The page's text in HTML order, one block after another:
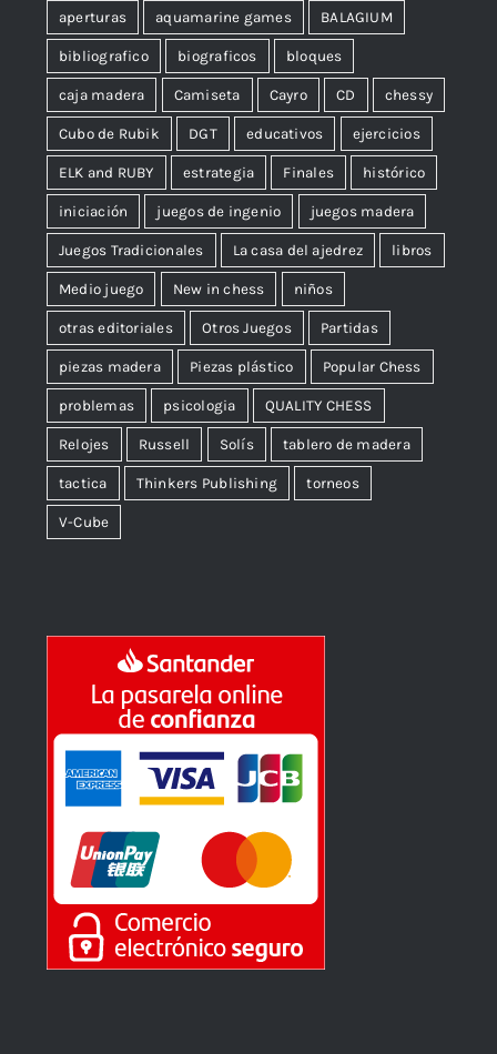
aperturas aquamarine games BALAGIUM
bibliografico biograficos bloques
caja madera Camiseta Cayro CD chessy
Cubo de Rubik DGT educativos ejercicios
ELK and RUBY estrategia Finales histórico
iniciación juegos de ingenio juegos madera
Juegos Tradicionales La casa del ajedrez libros
Medio juego New in chess niños
otras editoriales Otros Juegos Partidas
piezas madera Piezas plástico Popular Chess
problemas psicologia QUALITY CHESS
Relojes Russell Solís tablero de madera
tactica Thinkers Publishing torneos
V-Cube